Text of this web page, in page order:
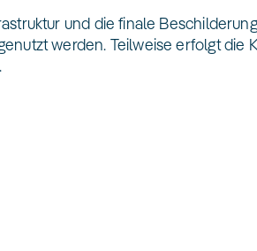
und die finale
werden. Teilweise erfolgt die